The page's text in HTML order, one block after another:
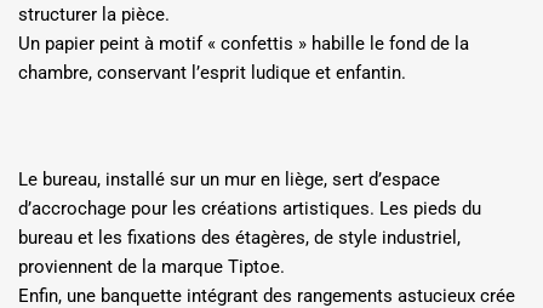
structurer la pièce.
Un papier peint à motif « confettis » habille le fond de la
chambre, conservant l’esprit ludique et enfantin.
Le bureau, installé sur un mur en liège, sert d’espace
d’accrochage pour les créations artistiques. Les pieds du
bureau et les fixations des étagères, de style industriel,
proviennent de la marque Tiptoe.
Enfin, une banquette intégrant des rangements astucieux crée